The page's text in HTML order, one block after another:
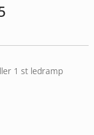
1 st ledramp